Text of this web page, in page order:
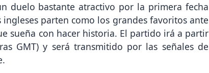
duelo bastante atractivo por la primera fecha
parten como los grandes favoritos ante
sueña con hacer historia. El partido irá a partir
GMT) y será transmitido por las señales de